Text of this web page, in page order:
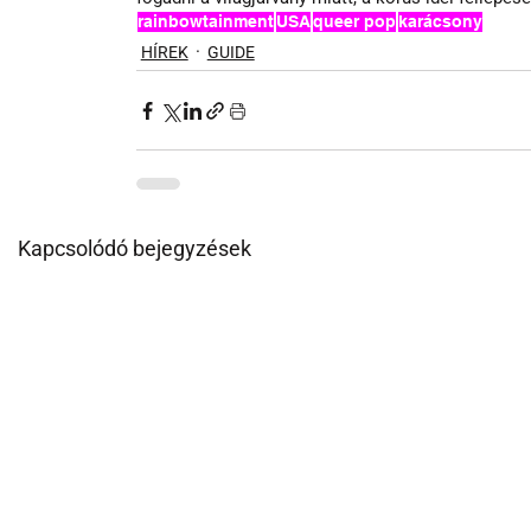
rainbowtainment USAqueer pop karácsony
HÍREK
GUIDE
Kapcsolódó bejegyzések